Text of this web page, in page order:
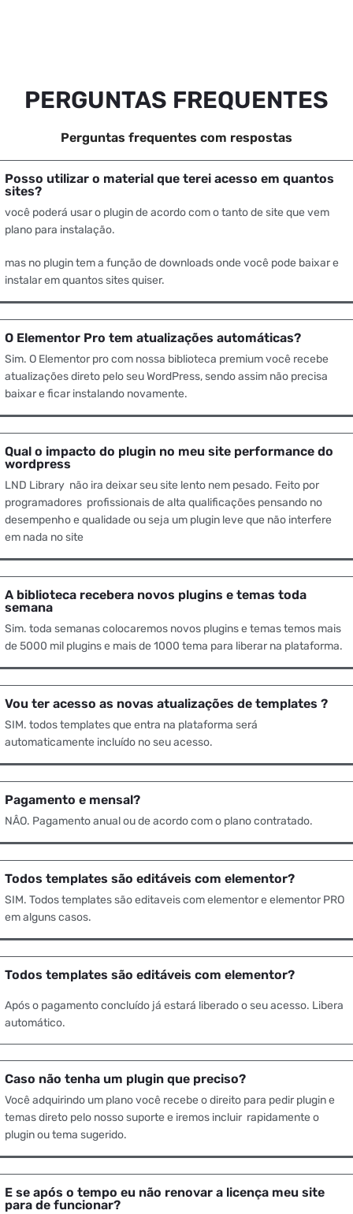
PERGUNTAS FREQUENTES
Perguntas frequentes com respostas
Posso utilizar o material que terei acesso em quantos
sites?
você poderá usar o plugin de acordo com o tanto de site que vem
plano para instalação.
mas no plugin tem a função de downloads onde você pode baixar e
instalar em quantos sites quiser.
O Elementor Pro tem atualizações automáticas?
Sim. O Elementor pro com nossa biblioteca premium você recebe
atualizações direto pelo seu WordPress, sendo assim não precisa
baixar e ficar instalando novamente.
Qual o impacto do plugin no meu site performance do
wordpress
LND Library não ira deixar seu site lento nem pesado. Feito por
programadores profissionais de alta qualificações pensando no
desempenho e qualidade ou seja um plugin leve que não interfere
em nada no site
A biblioteca recebera novos plugins e temas toda
semana
Sim. toda semanas colocaremos novos plugins e temas temos mais
de 5000 mil plugins e mais de 1000 tema para liberar na plataforma.
Vou ter acesso as novas atualizações de templates ?
SIM. todos templates que entra na plataforma será
automaticamente incluído no seu acesso.
Pagamento e mensal?
NÂO. Pagamento anual ou de acordo com o plano contratado.
Todos templates são editáveis com elementor?
SIM. Todos templates são editaveis com elementor e elementor PRO
em alguns casos.
Todos templates são editáveis com elementor?
Após o pagamento concluído já estará liberado o seu acesso. Libera
automático.
Caso não tenha um plugin que preciso?
Você adquirindo um plano você recebe o direito para pedir plugin e
temas direto pelo nosso suporte e iremos incluir rapidamente o
plugin ou tema sugerido.
E se após o tempo eu não renovar a licença meu site
para de funcionar?